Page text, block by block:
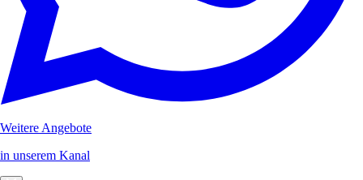
Weitere Angebote
in unserem Kanal